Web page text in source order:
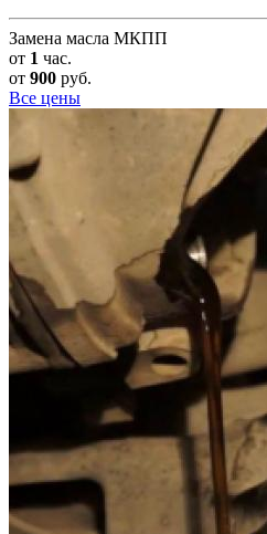
Замена масла МКПП
от 1 час.
от 900 руб.
Все цены